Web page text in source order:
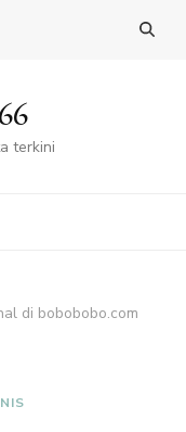
terkini
di bobobobo.com